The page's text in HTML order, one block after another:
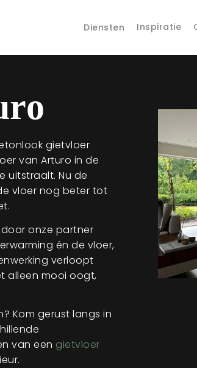
Diensten Inspiratie
gietvloer
van Arturo in de
uitstraalt. Nu de
vloer nog beter tot
onze partner
én de vloer,
verloopt
alleen mooi oogt,
Kom gerust langs in
van een gietvloer